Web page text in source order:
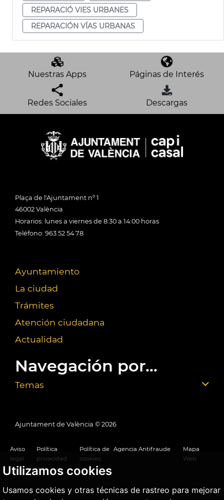
Utilizamos cookies
Usamos cookies y otras técnicas de rastreo para mejorar
REPARACIÓ VIES URBANES
REPARACIÓN VÍAS URBANAS
Nuestras Apps Páginas de Interés
Redes Sociales Descargas
Plaça de l'Ajuntament nº 1
46002 València
Horarios: lunes a viernes de 8:30 a 14:00 horas
Teléfono: 963 52 54 78
Ayuntamiento
La ciudad
Trámites
Atención ciudadana
Actualidad
Navegación por...
Temas
Ajuntament de València © 2026
Aviso
legal
Política
privacidad
Política de
cookies
Agencia Antifraude
Mapa
Web